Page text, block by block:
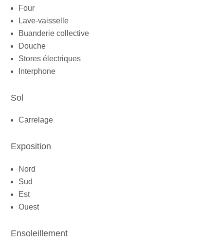
Four
Lave-vaisselle
Buanderie collective
Douche
Stores électriques
Interphone
Sol
Carrelage
Exposition
Nord
Sud
Est
Ouest
Ensoleillement